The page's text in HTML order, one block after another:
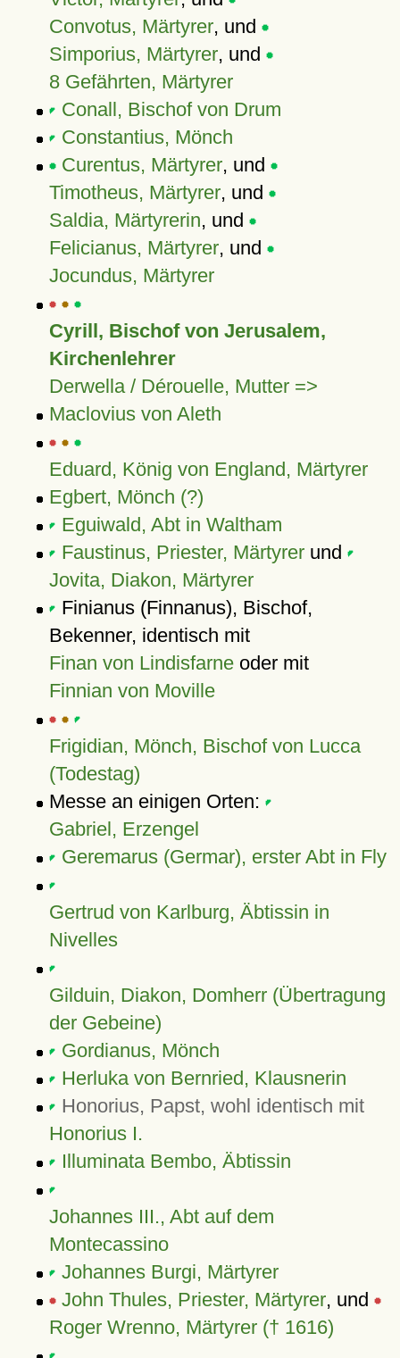
Convotus, Märtyrer, und
Simporius, Märtyrer, und
8 Gefährten, Märtyrer
Conall, Bischof von Drum
Constantius, Mönch
Curentus, Märtyrer, und
Timotheus, Märtyrer, und
Saldia, Märtyrerin, und
Felicianus, Märtyrer, und
Jocundus, Märtyrer
Cyrill, Bischof von Jerusalem,
Kirchenlehrer
Derwella / Dérouelle, Mutter =>
Maclovius von Aleth
Eduard, König von England, Märtyrer
Egbert, Mönch (?)
Eguiwald, Abt in Waltham
Faustinus, Priester, Märtyrerund
Jovita, Diakon, Märtyrer
Finianus (Finnanus), Bischof,
Bekenner, identisch mit
Finan von Lindisfarneoder mit
Finnian von Moville
Frigidian, Mönch, Bischof von Lucca
(Todestag)
Messe an einigen Orten:
Gabriel, Erzengel
Geremarus (Germar), erster Abt in Fly
Gertrud von Karlburg, Äbtissin in
Nivelles
Gilduin, Diakon, Domherr (Übertragung
der Gebeine)
Gordianus, Mönch
Herluka von Bernried, Klausnerin
Honorius, Papst, wohl identisch mit
Honorius I.
Illuminata Bembo, Äbtissin
Johannes III., Abt auf dem
Montecassino
Johannes Burgi, Märtyrer
John Thules, Priester, Märtyrer, und
Roger Wrenno, Märtyrer († 1616)